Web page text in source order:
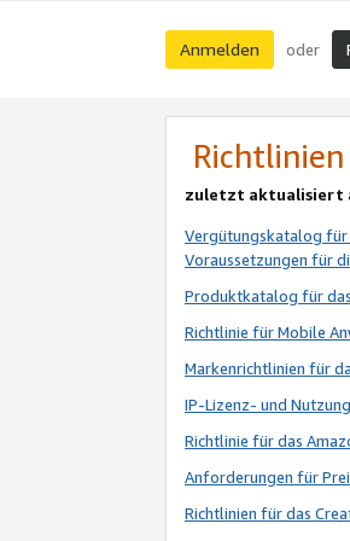
Anmelden oder
zuletzt aktualisiert
Vergütungskatalog
Voraussetzungen für
Produktkatalog für
Richtlinie für Mobile
Markenrichtlinien für
IP-Lizenz- und
Richtlinie für das
Anforderungen für
Richtlinien für das